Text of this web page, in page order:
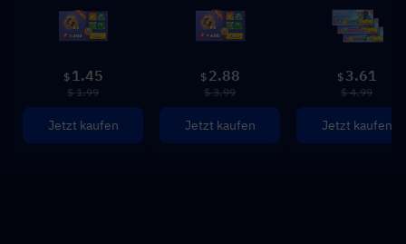
$ 1.45
$ 1.99
Jetzt kaufen
$ 2.88
$ 3.99
Jetzt kaufen
$ 3.61
$ 4.99
Jetzt kaufen